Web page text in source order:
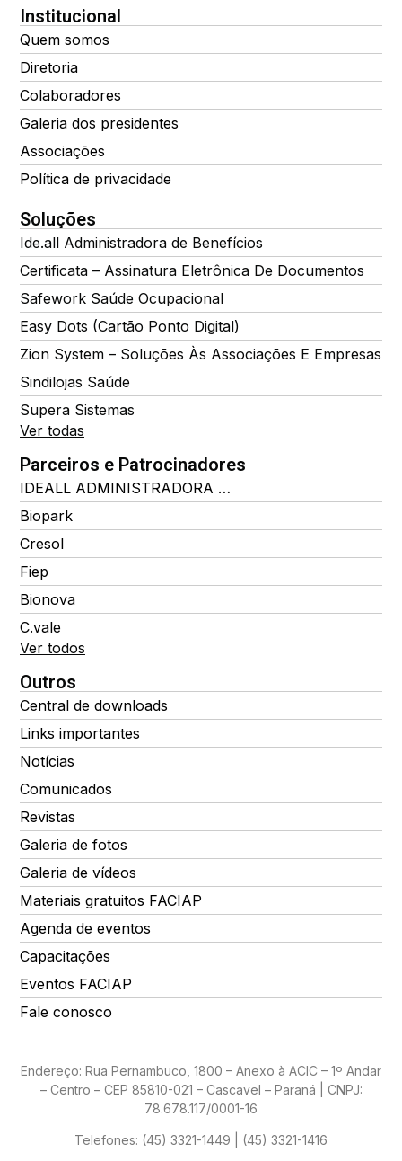
Institucional
Quem somos
Diretoria
Colaboradores
Galeria dos presidentes
Associações
Política de privacidade
Soluções
Ide.all Administradora de Benefícios
Certificata – Assinatura Eletrônica De Documentos
Safework Saúde Ocupacional
Easy Dots (Cartão Ponto Digital)
Zion System – Soluções Às Associações E Empresas
Sindilojas Saúde
Supera Sistemas
Ver todas
Parceiros e Patrocinadores
IDEALL ADMINISTRADORA DE BENEFÍCIOS
Biopark
Cresol
Fiep
Bionova
C.vale
Ver todos
Outros
Central de downloads
Links importantes
Notícias
Comunicados
Revistas
Galeria de fotos
Galeria de vídeos
Materiais gratuitos FACIAP
Agenda de eventos
Capacitações
Eventos FACIAP
Fale conosco
Endereço: Rua Pernambuco, 1800 – Anexo à ACIC – 1º Andar
– Centro – CEP 85810-021 – Cascavel – Paraná | CNPJ:
78.678.117/0001-16
Telefones: (45) 3321-1449 | (45) 3321-1416